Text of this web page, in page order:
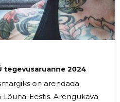
tegevusaruanne 2024
on arendada
Arengukava